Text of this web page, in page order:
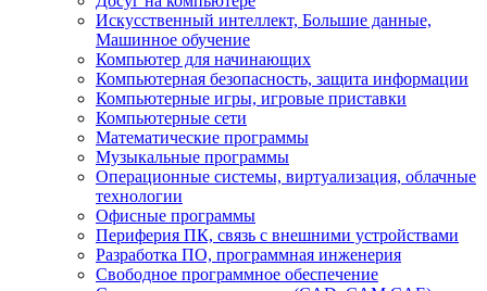
Искусственный интеллект, Большие данные,
Машинное обучение
Компьютер для начинающих
Компьютерная безопасность, защита информации
Компьютерные игры, игровые приставки
Компьютерные сети
Математические программы
Музыкальные программы
Операционные системы, виртуализация, облачные
технологии
Офисные программы
Периферия ПК, связь с внешними устройствами
Разработка ПО, программная инженерия
Свободное программное обеспечение